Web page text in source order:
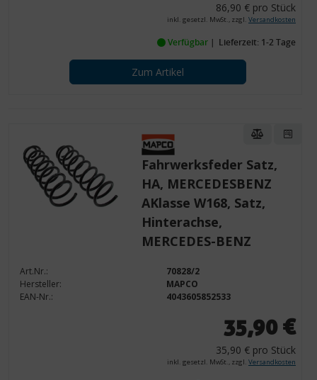
86,90 € pro Stück
inkl. gesetzl. MwSt., zzgl. Versandkosten
Verfügbar Lieferzeit: 1-2 Tage
Zum Artikel
Fahrwerksfeder Satz,
HA, MERCEDESBENZ
AKlasse W168, Satz,
Hinterachse,
MERCEDES-BENZ
Art.Nr.:
70828/2
Hersteller:
MAPCO
EAN-Nr.:
4043605852533
35,90 €
35,90 € pro Stück
inkl. gesetzl. MwSt., zzgl. Versandkosten